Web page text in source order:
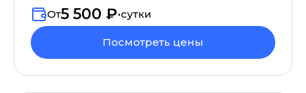
От5 500 ₽•сутки
Посмотреть цены